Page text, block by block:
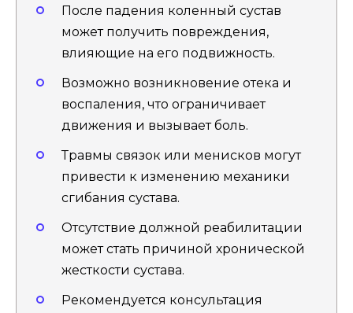
После падения коленный сустав
может получить повреждения,
влияющие на его подвижность.
Возможно возникновение отека и
воспаления, что ограничивает
движения и вызывает боль.
Травмы связок или менисков могут
привести к изменению механики
сгибания сустава.
Отсутствие должной реабилитации
может стать причиной хронической
жесткости сустава.
Рекомендуется консультация